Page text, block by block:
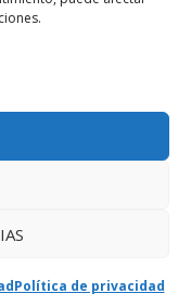
Política de privacidad